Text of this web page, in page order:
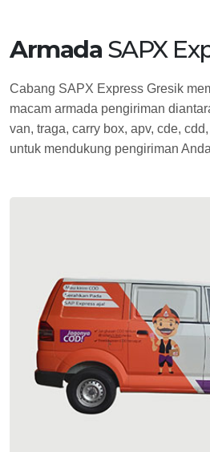
Armada SAPX
Cabang SAPX Express Gresik
macam armada pengiriman
van, traga, carry box, apv, cde,
untuk mendukung pengiriman